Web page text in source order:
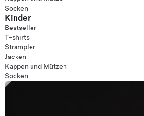
Socken
Kinder
Bestseller
T-shirts
Strampler
Jacken
Kappen und Mützen
Socken